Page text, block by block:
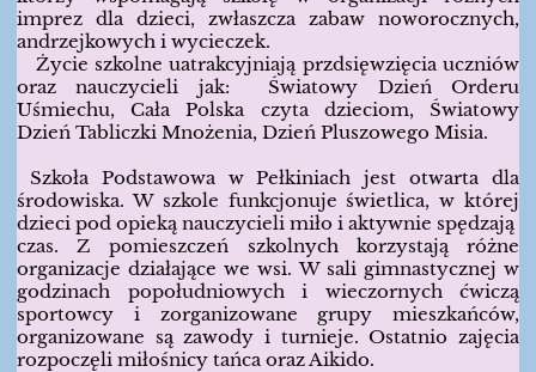
imprez dla dzieci, zwłaszcza zabaw noworocznych,
andrzejkowych i wycieczek.
Życie szkolne uatrakcyjniają przdsięwzięcia uczniów
oraz nauczycieli jak: Światowy Dzień Orderu
Uśmiechu, Cała Polska czyta dzieciom, Światowy
Dzień Tabliczki Mnożenia, Dzień Pluszowego Misia.
Szkoła Podstawowa w Pełkiniach jest otwarta dla
środowiska. W szkole funkcjonuje świetlica, w której
dzieci pod opieką nauczycieli miło i aktywnie spędzają
czas. Z pomieszczeń szkolnych korzystają różne
organizacje działające we wsi. W sali gimnastycznej w
godzinach popołudniowych i wieczornych ćwiczą
sportowcy i zorganizowane grupy mieszkańców,
organizowane są zawody i turnieje. Ostatnio zajęcia
rozpoczęli miłośnicy tańca oraz Aikido.